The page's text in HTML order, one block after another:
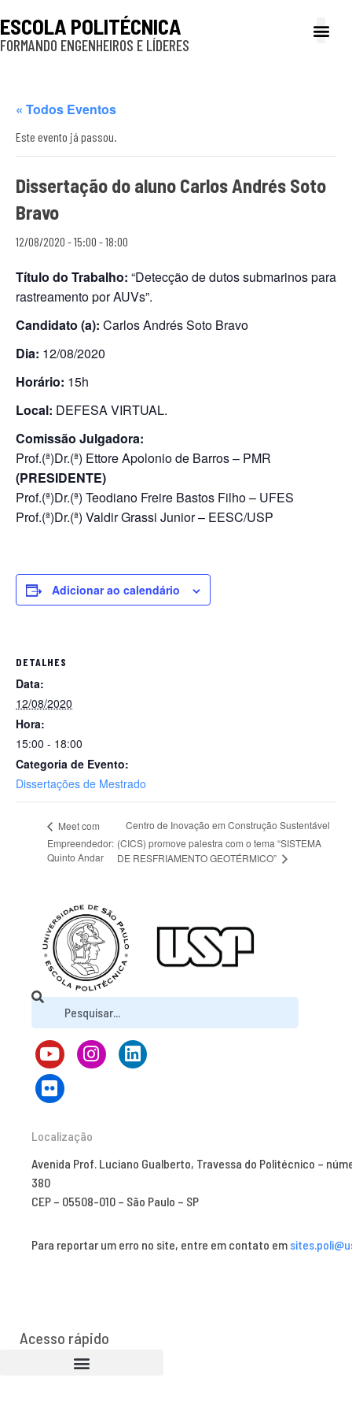
ESCOLA POLITÉCNICA
FORMANDO ENGENHEIROS E LÍDERES
« Todos Eventos
Este evento já passou.
Dissertação do aluno Carlos Andrés Soto
Bravo
12/08/2020 - 15:00 -18:00
Título do Trabalho: “Detecção de dutos submarinos para
rastreamento por AUVs”.
Candidato (a): Carlos Andrés Soto Bravo
Dia: 12/08/2020
Horário: 15h
Local: DEFESA VIRTUAL.
Comissão Julgadora:
Prof.(ª)Dr.(ª) Ettore Apolonio de Barros – PMR
(PRESIDENTE)
Prof.(ª)Dr.(ª) Teodiano Freire Bastos Filho – UFES
Prof.(ª)Dr.(ª) Valdir Grassi Junior – EESC/USP
Adicionar ao calendário
DETALHES
Data:
12/08/2020
Hora:
15:00 - 18:00
Categoria de Evento:
Dissertações de Mestrado
Meet com
Empreendedor:
Quinto Andar
Centro de Inovação em Construção Sustentável
(CICS) promove palestra com o tema “SISTEMA
DE RESFRIAMENTO GEOTÉRMICO”
Localização
Avenida Prof. Luciano Gualberto, Travessa do Politécnico –
380
CEP – 05508-010 – São Paulo – SP
Para reportar um erro no site, entre em contato em
Acesso rápido